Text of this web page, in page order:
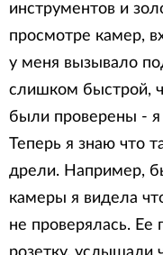
инструментов и
просмотре камер,
у меня вызывало
слишком быстрой,
были проверены - я
Теперь я знаю что
дрели. Например,
камеры я видела
не проверялась. Ее